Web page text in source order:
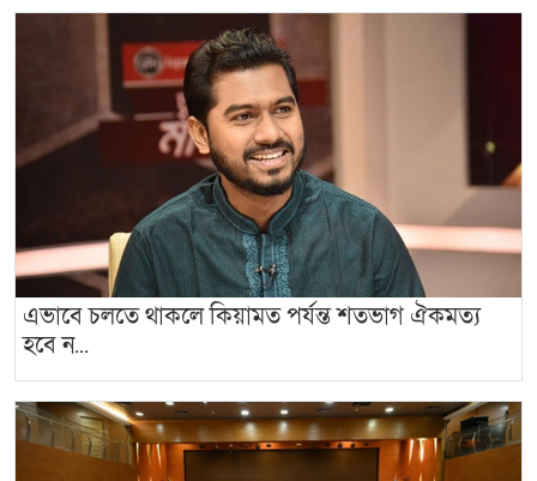
এভাবে চলতে থাকলে কিয়ামত পর্যন্ত শতভাগ ঐকমত্য
হবে ন...